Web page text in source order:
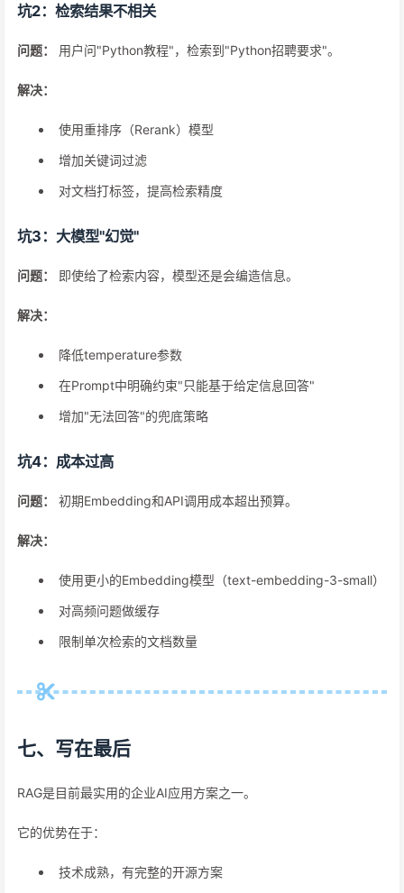
坑2：检索结果不相关
问题： 用户问"Python教程"，检索到"Python招聘要求"。
解决：
使用重排序（Rerank）模型
增加关键词过滤
对文档打标签，提高检索精度
坑3：大模型"幻觉"
问题： 即使给了检索内容，模型还是会编造信息。
解决：
降低temperature参数
在Prompt中明确约束"只能基于给定信息回答"
增加"无法回答"的兜底策略
坑4：成本过高
问题： 初期Embedding和API调用成本超出预算。
解决：
使用更小的Embedding模型（text-embedding-3-small）
对高频问题做缓存
限制单次检索的文档数量
七、写在最后
RAG是目前最实用的企业AI应用方案之一。
它的优势在于：
技术成熟，有完整的开源方案